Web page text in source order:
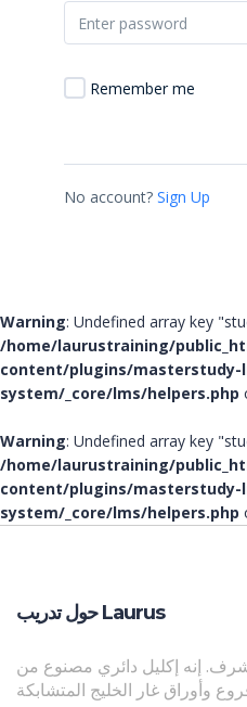
Remember me
No account? Sign Up
حول تدريب Laurus
إنه إكليل دائري مصنوع من
Warning: Undefined array key
/home/laurustraining/
content/plugins/
system/_core/lms/helpers.php
Warning: Undefined array key
/home/laurustraining/
content/plugins/
system/_core/lms/helpers.php